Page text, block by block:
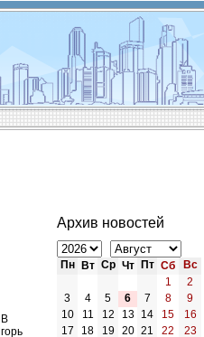
В
Архив новостей
Пн Вт Ср Чт Пт Сб
Вс
1
2
3
4 5 6 7 8
9
10
11 12 13 14 15
16
17
18 19 20 21 22
23